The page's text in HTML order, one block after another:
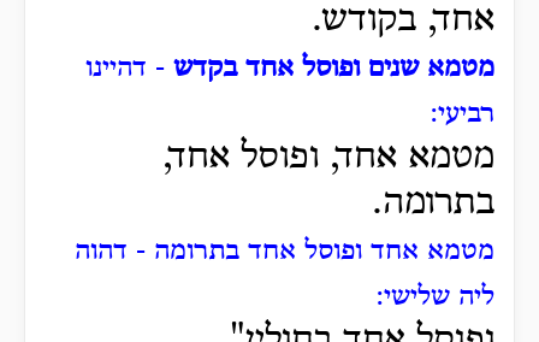
אחד, בקודש.
מטמא שנים ופוסל אחד בקדש - דהיינו
רביעי:
מטמא אחד, ופוסל אחד,
בתרומה.
מטמא אחד ופוסל אחד בתרומה - דהוה
ליה שלישי: